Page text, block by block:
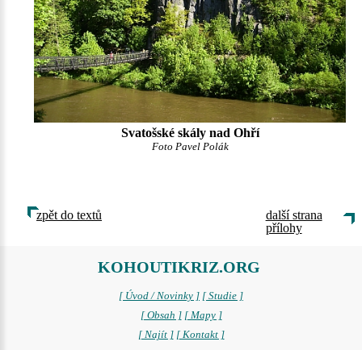
Svatošské skály nad Ohří
Foto Pavel Polák
zpět do textů
další strana
přílohy
KOHOUTIKRIZ.ORG
[ Úvod / Novinky ] [ Studie ]
[ Obsah ] [ Mapy ]
[ Najít ] [ Kontakt ]